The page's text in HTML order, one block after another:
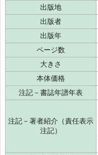
出版地
出版者
出版年
ページ数
大きさ
本体価格
注記－書誌年譜年表
注記－著者紹介（責任表示
注記）